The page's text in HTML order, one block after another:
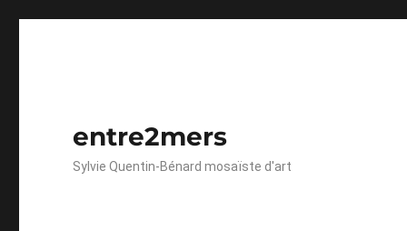
entre2mers
Sylvie Quentin-Bénard mosaïste d'art